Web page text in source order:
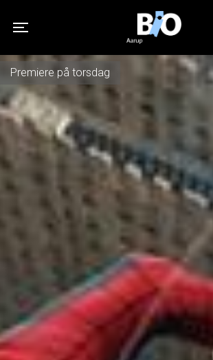
Toggle navigation
Aarupbio
Premiere på torsdag